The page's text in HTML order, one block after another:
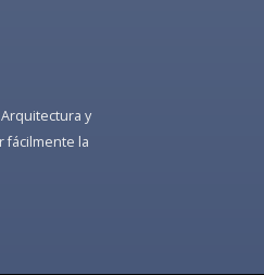
y
fácilmente la